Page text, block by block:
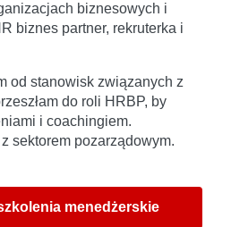
biznesowych i
biznes partner, rekruterka i
od stanowisk związanych z
do roli HRBP, by
i coachingiem.
sektorem pozarządowym.
menedżerskie